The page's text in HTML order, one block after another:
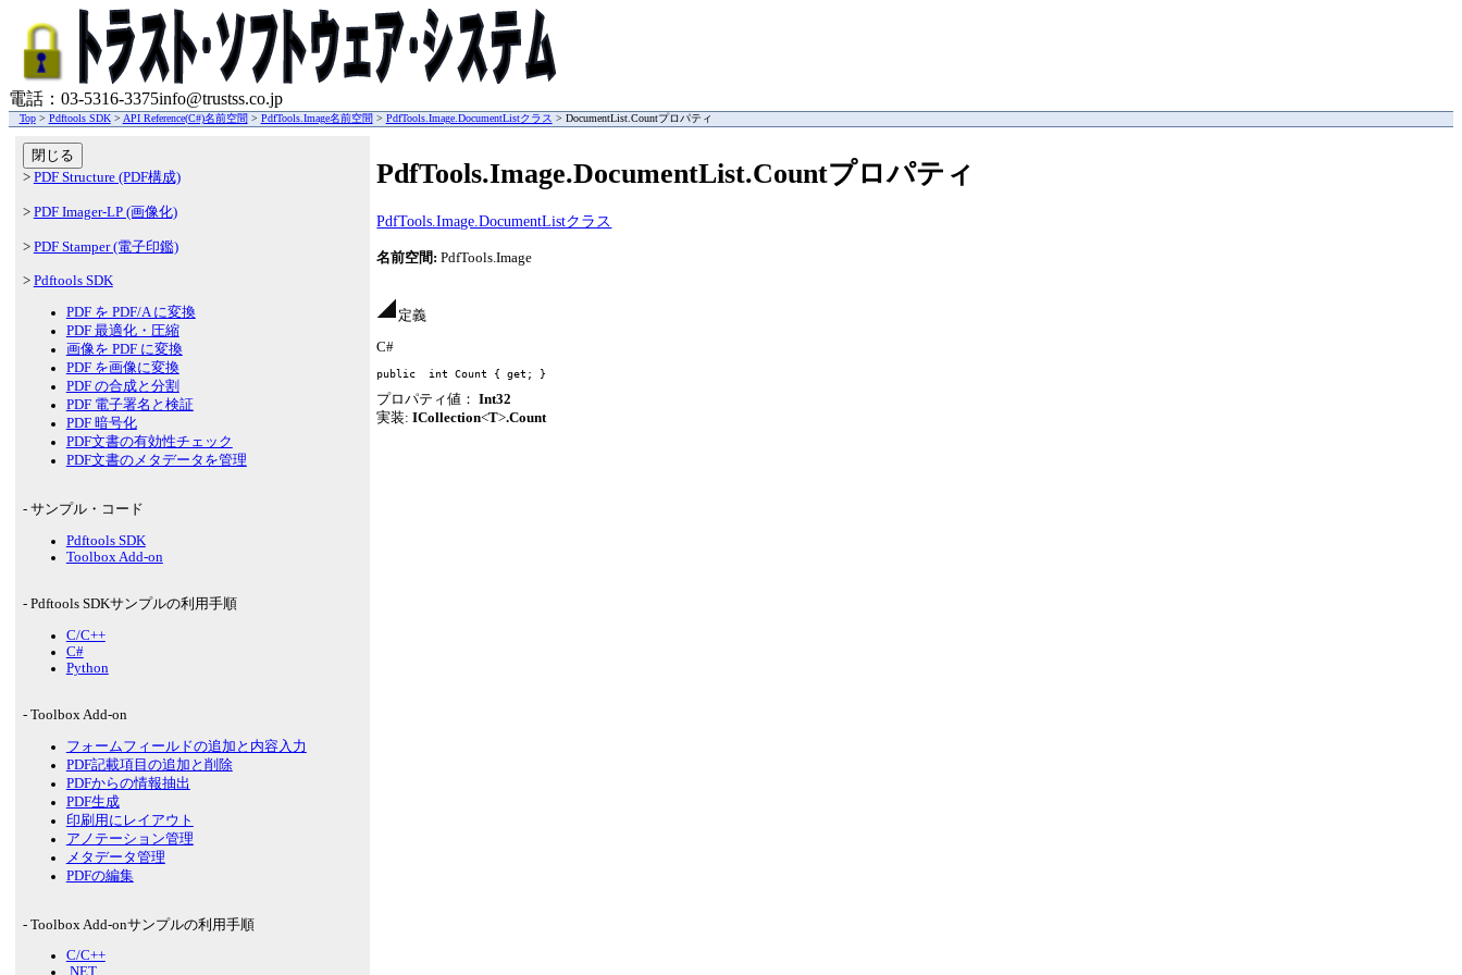
電話：03-5316-3375info@trustss.co.jp
Top> Pdftools SDK> API Reference(C#)名前空間 > PdfTools.Image名前空間 > PdfTools.Image.DocumentListクラス > DocumentList.Countプロパティ
PdfTools.Image.DocumentList.Countプロパティ
PdfTools.Image.DocumentListクラス
名前空間: PdfTools.Image
定義
C#
public int Count { get ; }
プロパティ値：Int32
実装:ICollection<T>.Count
閉じる
> PDF Structure (PDF構成)
> PDF Imager-LP (画像化)
> PDF Stamper (電子印鑑)
> Pdftools SDK
PDF を PDF/A に変換
PDF 最適化・圧縮
画像を PDF に変換
PDF を画像に変換
PDF の合成と分割
PDF 電子署名と検証
PDF 暗号化
PDF文書の有効性チェック
PDF文書のメタデータを管理
- サンプル・コード
Pdftools SDK
Toolbox Add-on
- Pdftools SDKサンプルの利用手順
C/C++
C#
Python
- Toolbox Add-on
フォームフィールドの追加と内容入力
PDF記載項目の追加と削除
PDFからの情報抽出
PDF生成
印刷用にレイアウト
アノテーション管理
メタデータ管理
PDFの編集
- Toolbox Add-onサンプルの利用手順
C/C++